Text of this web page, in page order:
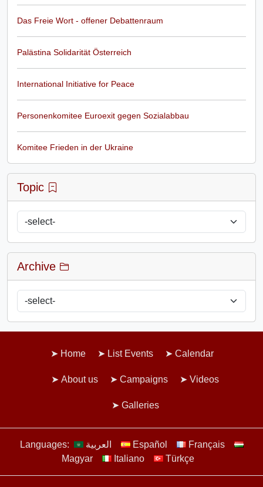
Das Freie Wort - offener Debattenraum
Palästina Solidarität Österreich
International Initiative for Peace
Personenkomitee Euroexit gegen Sozialabbau
Komitee Frieden in der Ukraine
Topic
Archive
Home List Events Calendar
About us Campaigns Videos
Galleries
Languages: العربية Español
Français
Magyar
Italiano Türkçe